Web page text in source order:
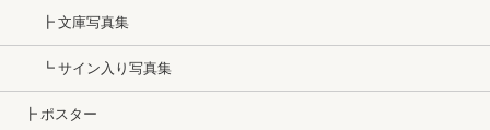
┣ 文庫写真集
┗ サイン入り写真集
┣ ポスター